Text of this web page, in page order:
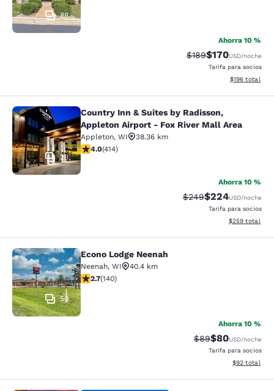
88
Ahorra 10 %
Precio tachado:
$189Precio con
$170USD/noche
Tarifa para socios
Ver detalles
$196 total
Country Inn & Suites by Radisson,
23
Country Inn & Suites by Radisson,
Appleton Airport - Fox River Mall Area
Appleton, WI
38.36 km
calificación de 3.96 estrellas. Bueno. 414 reseñas
4.0(414)
Ahorra 10 %
Precio tachado:
$249Precio con
$224USD/noche
Tarifa para socios
Ver detalles
$259 total
Econo Lodge Neenah
50
Econo Lodge Neenah
Neenah, WI
40.4 km
calificación de 2.7 estrellas. Feria. 140 reseñas
2.7(140)
Ahorra 10 %
Precio tachado:
$89Precio con
$80USD/noche
Tarifa para socios
Ver detalles
$92 total